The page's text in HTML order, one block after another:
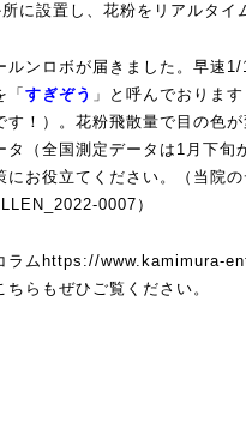
に設置し、花粉をリアルタイ
ルンロボが届きました。早速
「 すぎぞう 」と呼んでおりま
す！）。花粉飛散量で目の色
タ（全国測定データは1月下旬
にお役立てください。（当院の
0007）
ラム https://www.kamimura-
ちらもぜひご覧ください。